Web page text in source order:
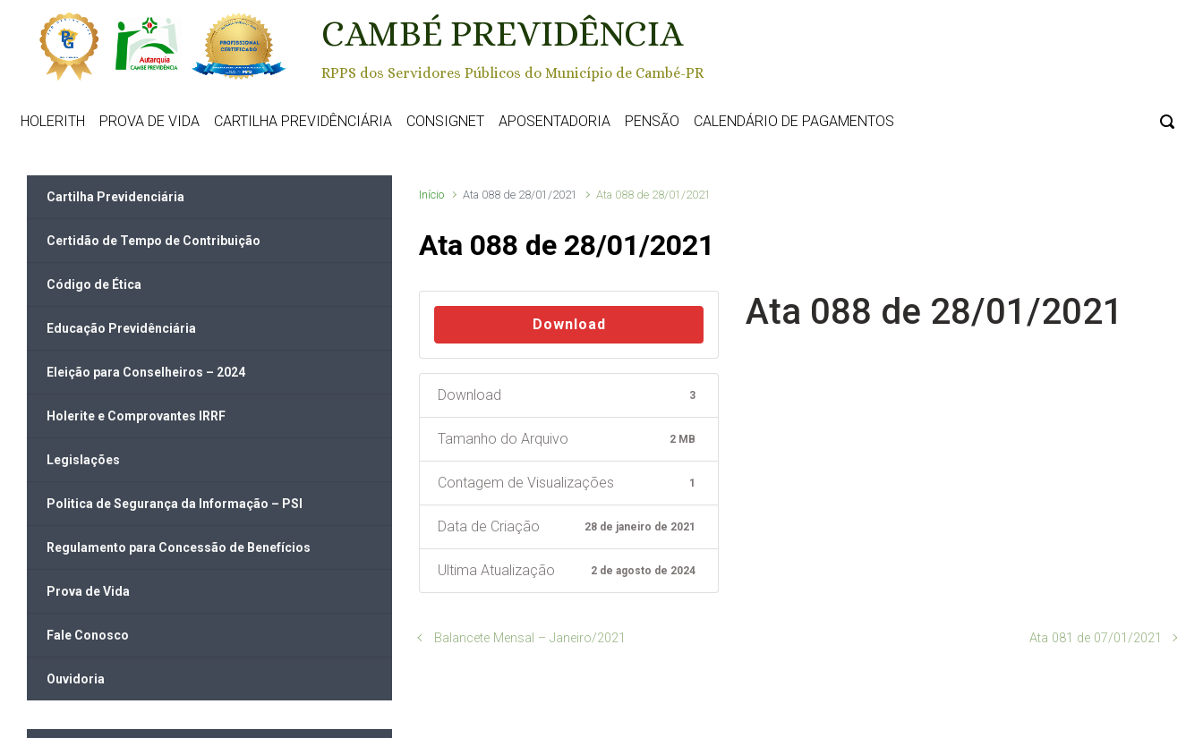
Skip to main content
CAMBÉ PREVIDÊNCIA
RPPS dos Servidores Públicos do Município de Cambé-PR
HOLERITH PROVA DE VIDA CARTILHA PREVIDÊNCIÁRIA CONSIGNET APOSENTADORIA PENSÃO CALENDÁRIO DE PAGAMENTOS
Início Ata 088 de 28/01/2021 Ata 088 de 28/01/2021
Ata 088 de 28/01/2021
Download
Download 3
Tamanho do Arquivo 2 MB
Contagem de Visualizações 1
Data de Criação 28 de janeiro de 2021
Ultima Atualização 2 de agosto de 2024
Ata 088 de 28/01/2021
Balancete Mensal – Janeiro/2021 Ata 081 de 07/01/2021
Cartilha Previdenciária
Certidão de Tempo de Contribuição
Código de Ética
Educação Previdênciária
Eleição para Conselheiros – 2024
Holerite e Comprovantes IRRF
Legislações
Politica de Segurança da Informação – PSI
Regulamento para Concessão de Benefícios
Prova de Vida
Fale Conosco
Ouvidoria